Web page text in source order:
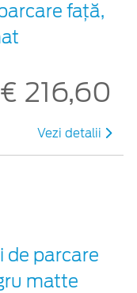
față,
€ 216,60
Vezi detalii
de parcare
matte